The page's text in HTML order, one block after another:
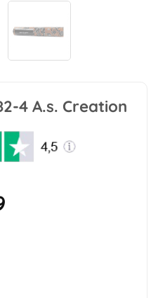
4 A.s. Creation
Huidige
aantal